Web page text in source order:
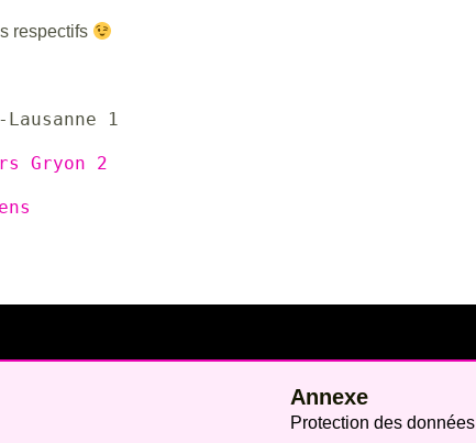
respectifs
1
Gryon 2
Annexe
Protection des données